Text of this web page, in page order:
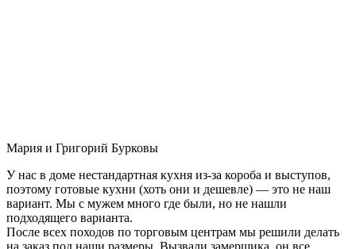
Мария и Григорий Бурковы
У нас в доме нестандартная кухня из-за короба и выступов,
поэтому готовые кухни (хоть они и дешевле) — это не наш
вариант. Мы с мужем много где были, но не нашли
подходящего варианта.
После всех походов по торговым центрам мы решили делать
на заказ под наши размеры. Вызвали замерщика, он все